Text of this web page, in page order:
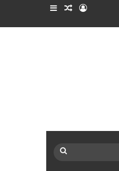
ورود نوشته تصادفی